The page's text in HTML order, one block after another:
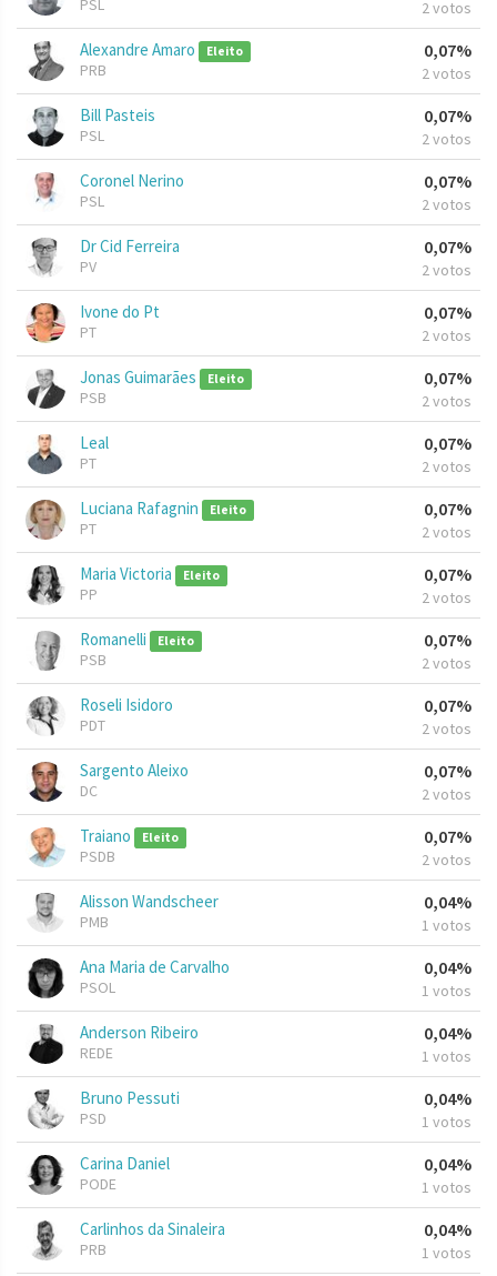
PSL 2 votos
Alexandre Amaro Eleito
PRB
0,07%
2 votos
Bill Pasteis
PSL
0,07%
2 votos
Coronel Nerino
PSL
0,07%
2 votos
Dr Cid Ferreira
PV
0,07%
2 votos
Ivone do Pt
PT
0,07%
2 votos
Jonas Guimarães Eleito
PSB
0,07%
2 votos
Leal
PT
0,07%
2 votos
Luciana Rafagnin Eleito
PT
0,07%
2 votos
Maria Victoria Eleito
PP
0,07%
2 votos
Romanelli Eleito
PSB
0,07%
2 votos
Roseli Isidoro
PDT
0,07%
2 votos
Sargento Aleixo
DC
0,07%
2 votos
Traiano Eleito
PSDB
0,07%
2 votos
Alisson Wandscheer
PMB
0,04%
1 votos
Ana Maria de Carvalho
PSOL
0,04%
1 votos
Anderson Ribeiro
REDE
0,04%
1 votos
Bruno Pessuti
PSD
0,04%
1 votos
Carina Daniel
PODE
0,04%
1 votos
Carlinhos da Sinaleira
PRB
0,04%
1 votos